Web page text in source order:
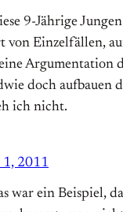
9-Jährige
von Einzelfällen,
Argumentation
doch aufbauen
ich nicht.
1, 2011
war ein Beispiel,